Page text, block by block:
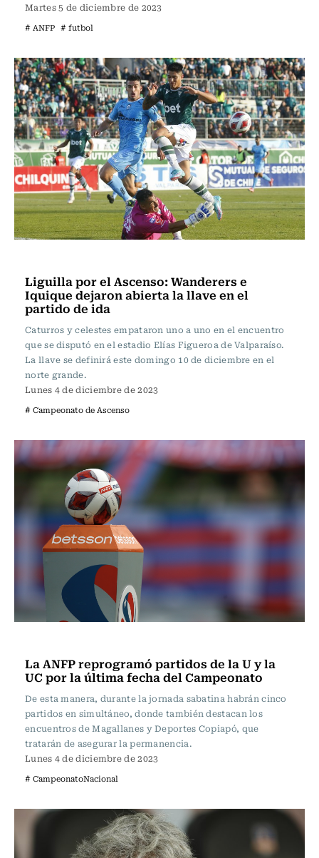
Martes 5 de diciembre de 2023
# ANFP # futbol
Liguilla por el Ascenso: Wanderers e
Iquique dejaron abierta la llave en el
partido de ida
Caturros y celestes empataron uno a uno en el encuentro
que se disputó en el estadio Elías Figueroa de Valparaíso.
La llave se definirá este domingo 10 de diciembre en el
norte grande.
Lunes 4 de diciembre de 2023
# Campeonato de Ascenso
La ANFP reprogramó partidos de la U y la
UC por la última fecha del Campeonato
De esta manera, durante la jornada sabatina habrán cinco
partidos en simultáneo, donde también destacan los
encuentros de Magallanes y Deportes Copiapó, que
tratarán de asegurar la permanencia.
Lunes 4 de diciembre de 2023
# CampeonatoNacional